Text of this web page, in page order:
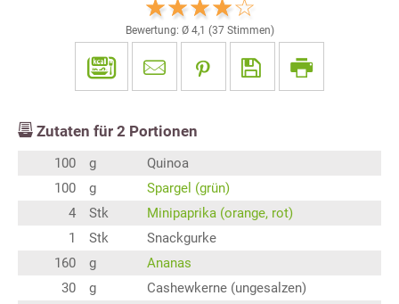
Bewertung: Ø 4,1 (37Stimmen)
Zutaten für 2 Portionen
100 g
Quinoa
100
g
Spargel (grün)
4
Stk
Minipaprika (orange, rot)
1
Stk
Snackgurke
160
g
Ananas
30
g
Cashewkerne (ungesalzen)